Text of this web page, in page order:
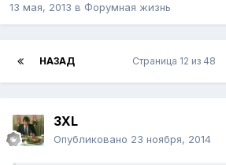
13 мая, 2013 в Форумная жизнь
НАЗАД Страница 12 из 48
3XL
Опубликовано 23 ноября, 2014